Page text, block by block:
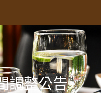
調整公告